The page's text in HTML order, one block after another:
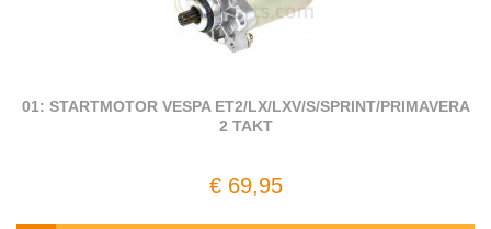
01: STARTMOTOR VESPA ET2/LX/LXV/S/SPRINT/PRIMAVERA
2 TAKT
€ 69,95